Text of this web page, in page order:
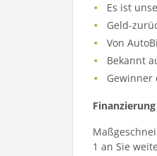
Es ist
Geld-
Von
Bekannt
Gewinner
1 an Sie